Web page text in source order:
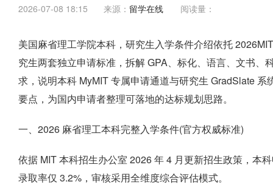
2026-07-08 18:15 来源： 留学在线 阅读量：
美国麻省理工学院本科，研究生入学条件介绍依托
究生两套独立申请标准，拆解 GPA、标化、语言、文书
求，说明本科 MyMIT 专属申请通道与研究生 GradSlate
要点，为国内申请者整理可落地的达标规划思路。
一、2026 麻省理工本科完整入学条件(官方权威标准)
依据 MIT 本科招生办公室 2026 年 4 月更新招生政策，本
录取率仅 3.2%，审核采用全维度综合评估模式。